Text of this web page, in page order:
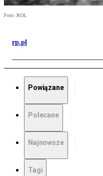
Foto: ROL
rp.pl
Powiązane
Polecane
Najnowsze
Tagi